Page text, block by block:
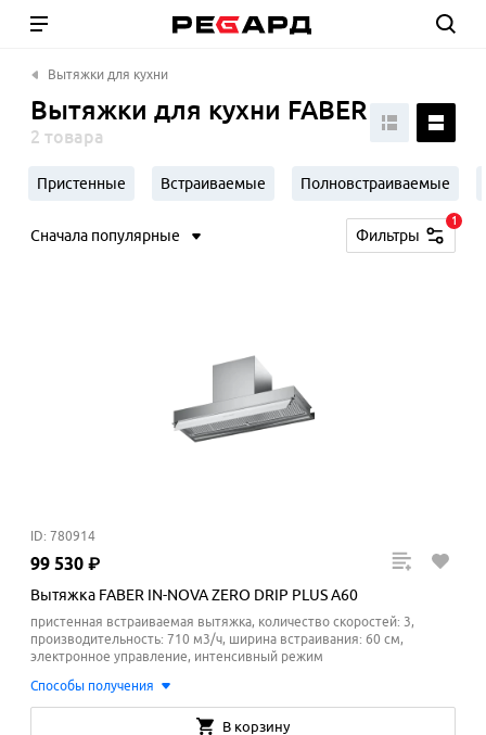
Вытяжки для кухни
Вытяжки для кухни FABER
2 товара
Пристенные Встраиваемые Полновстраиваемые
Сначала популярные Фильтры
1
ID: 780914
99 530 ₽
Вытяжка FABER IN-NOVA ZERO DRIP PLUS A60
пристенная встраиваемая вытяжка, количество скоростей: 3,
производительность: 710 м3/ч, ширина встраивания: 60 см,
электронное управление, интенсивный режим
Способы получения
В корзину